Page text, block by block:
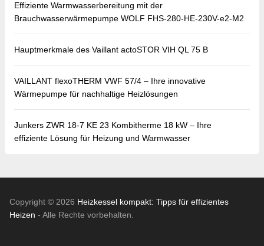
Effiziente Warmwasserbereitung mit der
Brauchwasserwärmepumpe WOLF FHS-280-HE-230V-e2-M2
Hauptmerkmale des Vaillant actoSTOR VIH QL 75 B
VAILLANT flexoTHERM VWF 57/4 – Ihre innovative
Wärmepumpe für nachhaltige Heizlösungen
Junkers ZWR 18-7 KE 23 Kombitherme 18 kW – Ihre
effiziente Lösung für Heizung und Warmwasser
Copyright © 2026 Heizkessel kompakt: Tipps für effizientes
Heizen - Alle Rechte vorbehalten.